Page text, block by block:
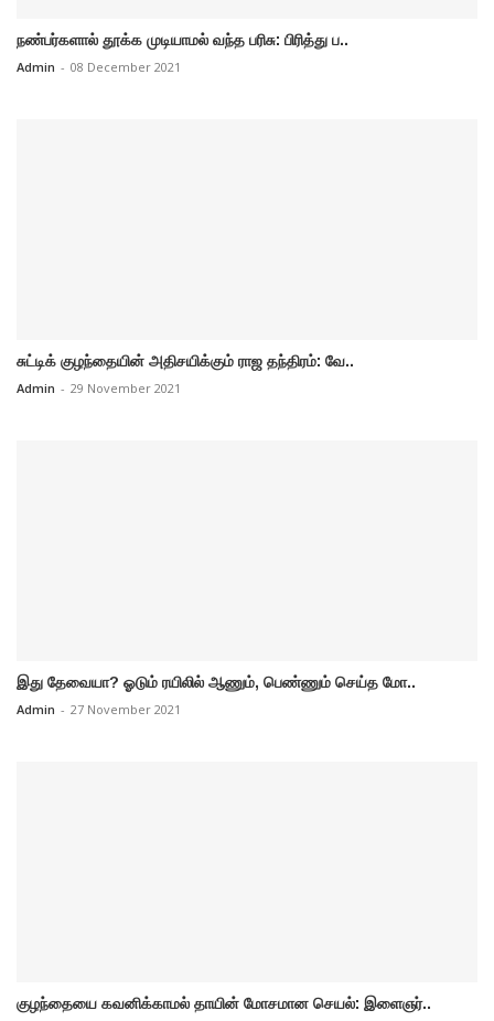
நண்பர்களால் தூக்க முடியாமல் வந்த பரிசு: பிரித்து ப..
Admin - 08 December 2021
சுட்டிக் குழந்தையின் அதிசயிக்கும் ராஜ தந்திரம்: வே..
Admin - 29 November 2021
இது தேவையா? ஓடும் ரயிலில் ஆணும், பெண்ணும் செய்த மோ..
Admin - 27 November 2021
குழந்தையை கவனிக்காமல் தாயின் மோசமான செயல்: இளைஞர்..